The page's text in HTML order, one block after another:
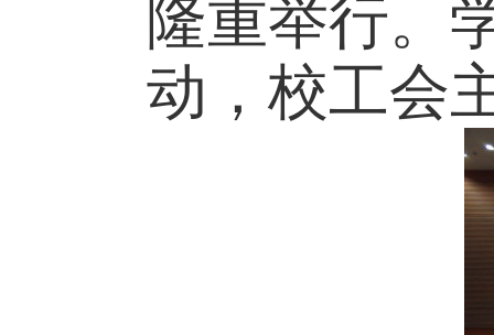
隆重举行。
动，校工会